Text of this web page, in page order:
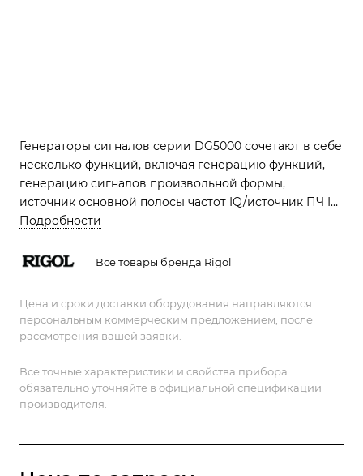
Генераторы сигналов серии DG5000 сочетают в себе
несколько функций, включая генерацию функций,
генерацию сигналов произвольной формы,
источник основной полосы частот IQ/источник ПЧ IQ,
источник со скачкообразной перестройкой частоты
(опционально)
Подробности
Все товары бренда Rigol
Цена и сроки доставки оборудования направляются
персональным коммерческим предложением, после
рассмотрения вашей заявки.
Все точные характеристики и свойства прибора
обязательно уточняйте в официальной спецификации
производителя.